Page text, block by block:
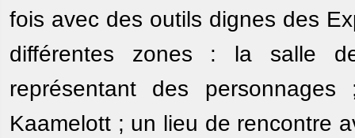
fois avec des outils dignes des
différentes zones : la salle
représentant des
Kaamelott ; un lieu de rencontre